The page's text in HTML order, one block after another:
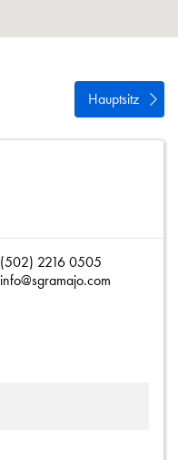
Hauptsitz
(502) 2216 0505
info@sgramajo.com
Sitemap
Einloggen